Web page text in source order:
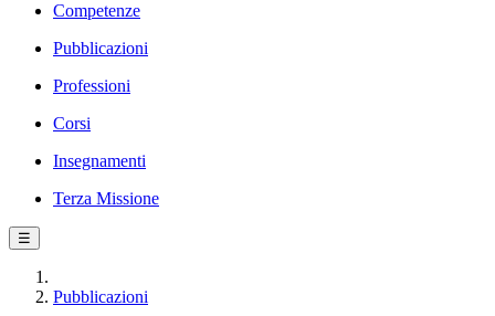
Competenze
Pubblicazioni
Professioni
Corsi
Insegnamenti
Terza Missione
☰
Pubblicazioni